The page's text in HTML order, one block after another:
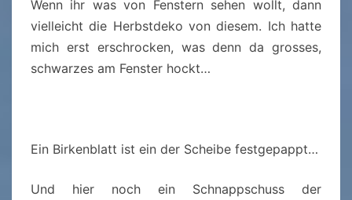
Wenn ihr was von Fenstern sehen wollt, dann
vielleicht die Herbstdeko von diesem. Ich hatte
mich erst erschrocken, was denn da grosses,
schwarzes am Fenster hockt…
Ein Birkenblatt ist ein der Scheibe festgepappt…
Und hier noch ein Schnappschuss der